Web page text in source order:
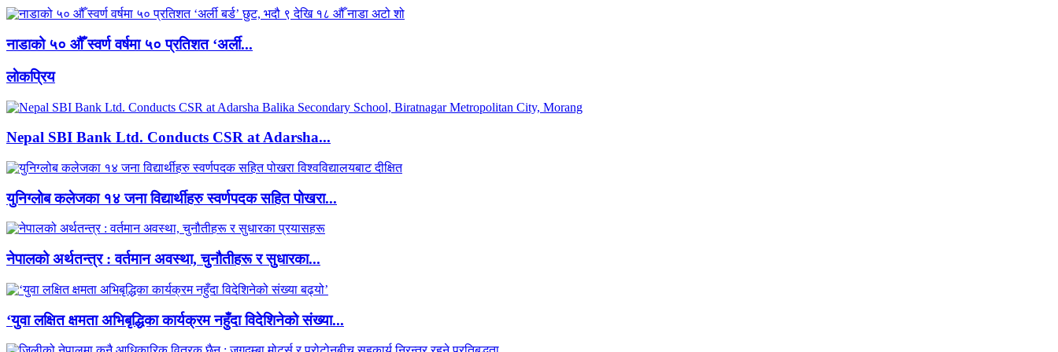
नाडाको ५० औँ स्वर्ण वर्षमा ५० प्रतिशत ‘अर्ली...
लाेकप्रिय
Nepal SBI Bank Ltd. Conducts CSR at Adarsha...
युनिग्लोब कलेजका १४ जना विद्यार्थीहरु स्वर्णपदक सहित पोखरा...
नेपालको अर्थतन्त्र : वर्तमान अवस्था, चुनौतीहरू र सुधारका...
‘युवा लक्षित क्षमता अभिबृद्धिका कार्यक्रम नहुँदा विदेशिनेको संख्या...